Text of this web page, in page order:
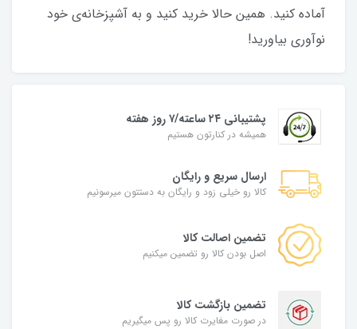
آماده کنید. همین حالا خرید کنید و به آشپزخانه‌ی خود
نوآوری بیاورید!
پشتیبانی ۲۴ ساعته/۷ روز هفته
همیشه در کنارتون هستیم
ارسال سریع و رایگان
کالا رو خیلی زود و رایگان به دستتون میرسونیم
تضمین اصالت کالا
اصل بودن کالا رو تضمین میکنیم
تضمین بازگشت کالا
در صورت مغایرت کالا رو پس میگیریم